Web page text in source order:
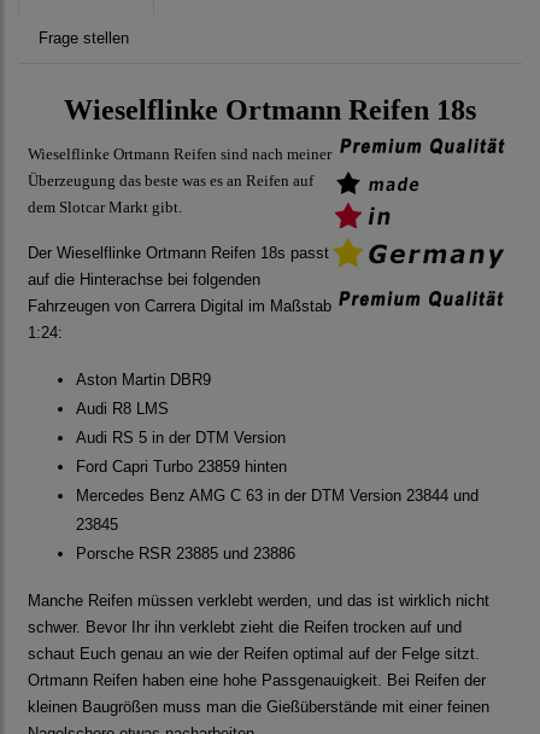
Frage stellen
Wieselflinke Ortmann Reifen 18s
Wieselflinke Ortmann Reifen sind nach meiner
Überzeugung das beste was es an Reifen auf
dem Slotcar Markt gibt.
Der Wieselflinke Ortmann Reifen 18s passt
auf die Hinterachse bei folgenden
Fahrzeugen von Carrera Digital im Maßstab
1:24:
Aston Martin DBR9
Audi R8 LMS
Audi RS 5 in der DTM Version
Ford Capri Turbo 23859 hinten
Mercedes Benz AMG C 63 in der DTM Version 23844 und
23845
Porsche RSR 23885 und 23886
Manche Reifen müssen verklebt werden, und das ist wirklich nicht
schwer. Bevor Ihr ihn verklebt zieht die Reifen trocken auf und
schaut Euch genau an wie der Reifen optimal auf der Felge sitzt.
Ortmann Reifen haben eine hohe Passgenauigkeit. Bei Reifen der
kleinen Baugrößen muss man die Gießüberstände mit einer feinen